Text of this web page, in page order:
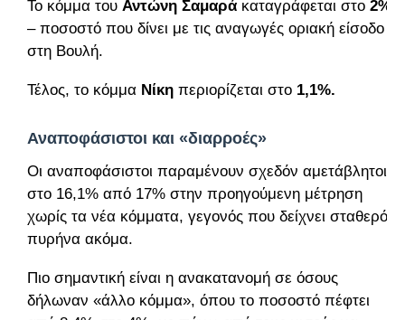
Το κόμμα του Αντώνη Σαμαρά καταγράφεται στο 2%
– ποσοστό που δίνει με τις αναγωγές οριακή είσοδο
στη Βουλή.
Τέλος, το κόμμα Νίκη περιορίζεται στο 1,1%.
Αναποφάσιστοι και «διαρροές»
Οι αναποφάσιστοι παραμένουν σχεδόν αμετάβλητοι,
στο 16,1% από 17% στην προηγούμενη μέτρηση
χωρίς τα νέα κόμματα, γεγονός που δείχνει σταθερό
πυρήνα ακόμα.
Πιο σημαντική είναι η ανακατανομή σε όσους
δήλωναν «άλλο κόμμα», όπου το ποσοστό πέφτει